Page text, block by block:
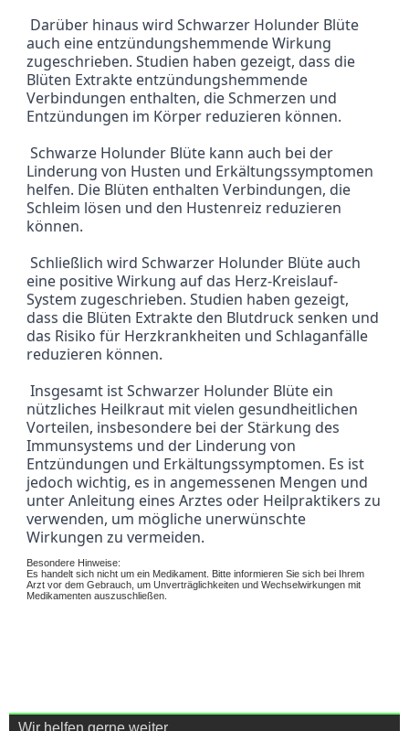
auch eine entzündungshemmende Wirkung
zugeschrieben. Studien haben gezeigt, dass die
Blüten Extrakte entzündungshemmende
Verbindungen enthalten, die Schmerzen und
Entzündungen im Körper reduzieren können.
Schwarze Holunder Blüte kann auch bei der
Linderung von Husten und Erkältungssymptomen
helfen. Die Blüten enthalten Verbindungen, die
Schleim lösen und den Hustenreiz reduzieren
können.
Schließlich wird Schwarzer Holunder Blüte auch
eine positive Wirkung auf das Herz-Kreislauf-
System zugeschrieben. Studien haben gezeigt,
dass die Blüten Extrakte den Blutdruck senken und
das Risiko für Herzkrankheiten und Schlaganfälle
reduzieren können.
Insgesamt ist Schwarzer Holunder Blüte ein
nützliches Heilkraut mit vielen gesundheitlichen
Vorteilen, insbesondere bei der Stärkung des
Immunsystems und der Linderung von
Entzündungen und Erkältungssymptomen. Es ist
jedoch wichtig, es in angemessenen Mengen und
unter Anleitung eines Arztes oder Heilpraktikers zu
verwenden, um mögliche unerwünschte
Wirkungen zu vermeiden.
Besondere Hinweise:
Es handelt sich nicht um ein Medikament. Bitte informieren Sie sich bei Ihrem
Arzt vor dem Gebrauch, um Unverträglichkeiten und Wechselwirkungen mit
Medikamenten auszuschließen.
Wir helfen gerne weiter